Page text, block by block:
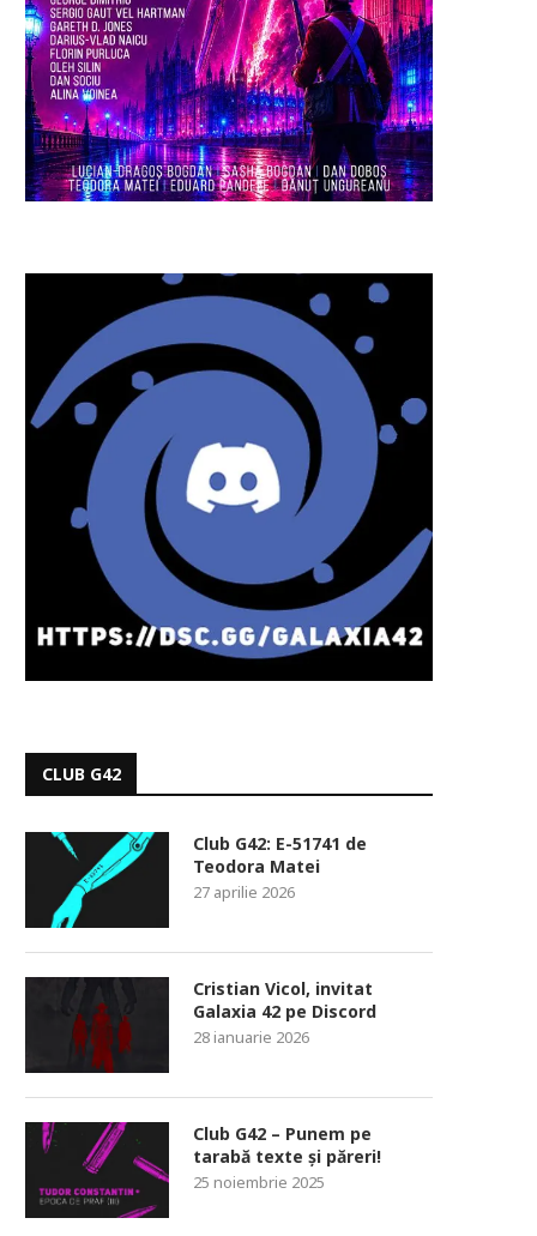
CLUB G42
Club G42: E-51741 de
Teodora Matei
27 aprilie 2026
Cristian Vicol, invitat
Galaxia 42 pe Discord
28 ianuarie 2026
Club G42 – Punem pe
tarabă texte și păreri!
25 noiembrie 2025